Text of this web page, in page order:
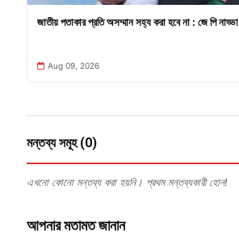
জাতীয় পতাকার প্রতি অসম্মান সহ্য করা হবে না : জে পি নাড্ডা
Aug 09, 2026
মন্তব্য সমূহ (0)
এখনো কোনো মন্তব্য করা হয়নি। প্রথম মন্তব্যকারী হোন!
আপনার মতামত জানান